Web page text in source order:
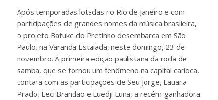
Após temporadas lotadas no Rio de Janeiro e com
participações de grandes nomes da música brasileira,
o projeto Batuke do Pretinho desembarca em São
Paulo, na Varanda Estaiada, neste domingo, 23 de
novembro. A primeira edição paulistana da roda de
samba, que se tornou um fenômeno na capital carioca,
contará com as participações de Seu Jorge, Lauana
Prado, Leci Brandão e Luedji Luna, a recém-ganhadora